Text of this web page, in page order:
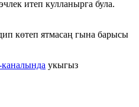
итеп кулланырга була.
көтеп ятмасаң гына барысы
укыгыз